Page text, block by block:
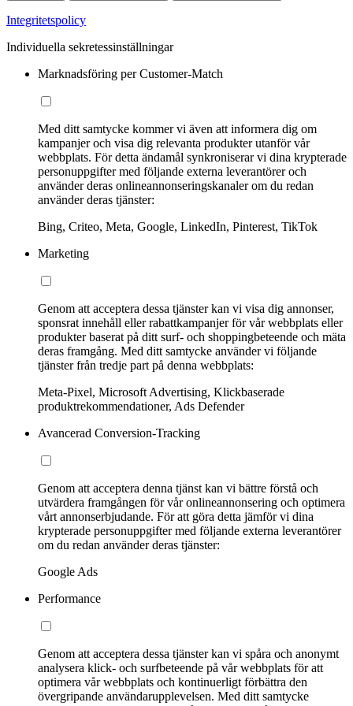
Integritetspolicy
Individuella sekretessinställningar
Marknadsföring per Customer-Match
Med ditt samtycke kommer vi även att informera dig om
kampanjer och visa dig relevanta produkter utanför vår
webbplats. För detta ändamål synkroniserar vi dina krypterade
personuppgifter med följande externa leverantörer och
använder deras onlineannonseringskanaler om du redan
använder deras tjänster:
Bing, Criteo, Meta, Google, LinkedIn, Pinterest, TikTok
Marketing
Genom att acceptera dessa tjänster kan vi visa dig annonser,
sponsrat innehåll eller rabattkampanjer för vår webbplats eller
produkter baserat på ditt surf- och shoppingbeteende och mäta
deras framgång. Med ditt samtycke använder vi följande
tjänster från tredje part på denna webbplats:
Meta-Pixel, Microsoft Advertising, Klickbaserade
produktrekommendationer, Ads Defender
Avancerad Conversion-Tracking
Genom att acceptera denna tjänst kan vi bättre förstå och
utvärdera framgången för vår onlineannonsering och optimera
vårt annonserbjudande. För att göra detta jämför vi dina
krypterade personuppgifter med följande externa leverantörer
om du redan använder deras tjänster:
Google Ads
Performance
Genom att acceptera dessa tjänster kan vi spåra och anonymt
analysera klick- och surfbeteende på vår webbplats för att
optimera vår webbplats och kontinuerligt förbättra den
övergripande användarupplevelsen. Med ditt samtycke